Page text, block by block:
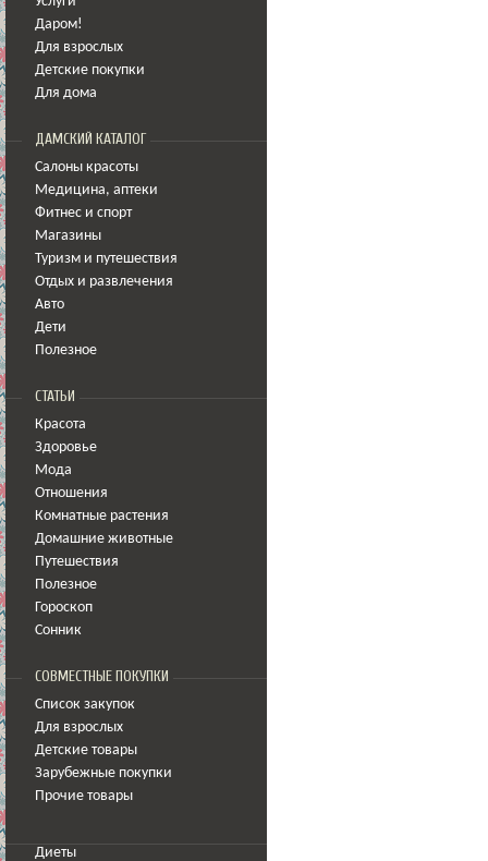
Даром!
Для взрослых
Детские покупки
Для дома
ДАМСКИЙ КАТАЛОГ
Салоны красоты
Медицина, аптеки
Фитнес и спорт
Магазины
Туризм и путешествия
Отдых и развлечения
Авто
Дети
Полезное
СТАТЬИ
Красота
Здоровье
Мода
Отношения
Комнатные растения
Домашние животные
Путешествия
Полезное
Гороскоп
Сонник
СОВМЕСТНЫЕ ПОКУПКИ
Список закупок
Для взрослых
Детские товары
Зарубежные покупки
Прочие товары
Диеты